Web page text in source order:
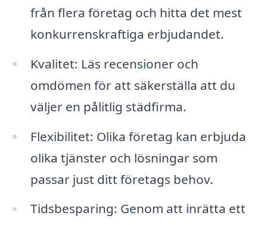
från flera företag och hitta det mest
konkurrenskraftiga erbjudandet.
Kvalitet: Läs recensioner och
omdömen för att säkerställa att du
väljer en pålitlig städfirma.
Flexibilitet: Olika företag kan erbjuda
olika tjänster och lösningar som
passar just ditt företags behov.
Tidsbesparing: Genom att inrätta ett